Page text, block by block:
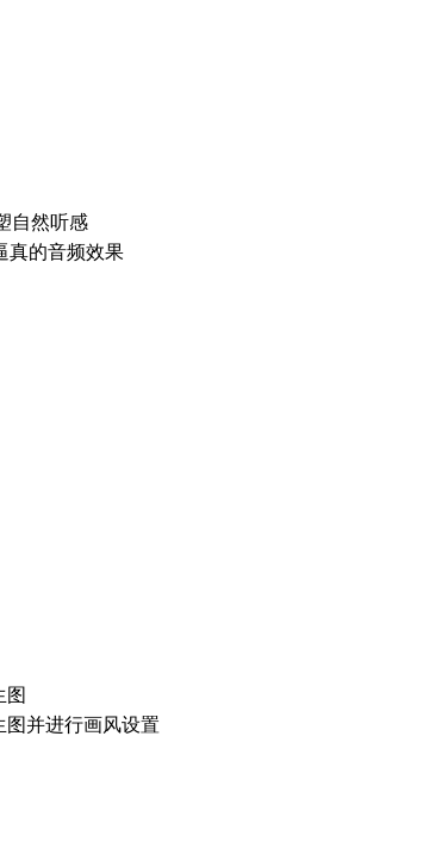
自然听感
真的音频效果
图
图并进行画风设置